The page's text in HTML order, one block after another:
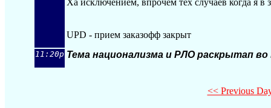
Ха исключением, впрочем тех случаев когда я в
UPD - прием заказофф закрыт
11:20p Тема национализма и РЛО раскрытап во
<< Previous